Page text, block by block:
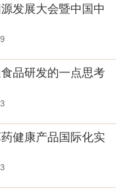
发展大会暨中国中
会在山西长治召开
品研发的一点思考
健康产品国际化实